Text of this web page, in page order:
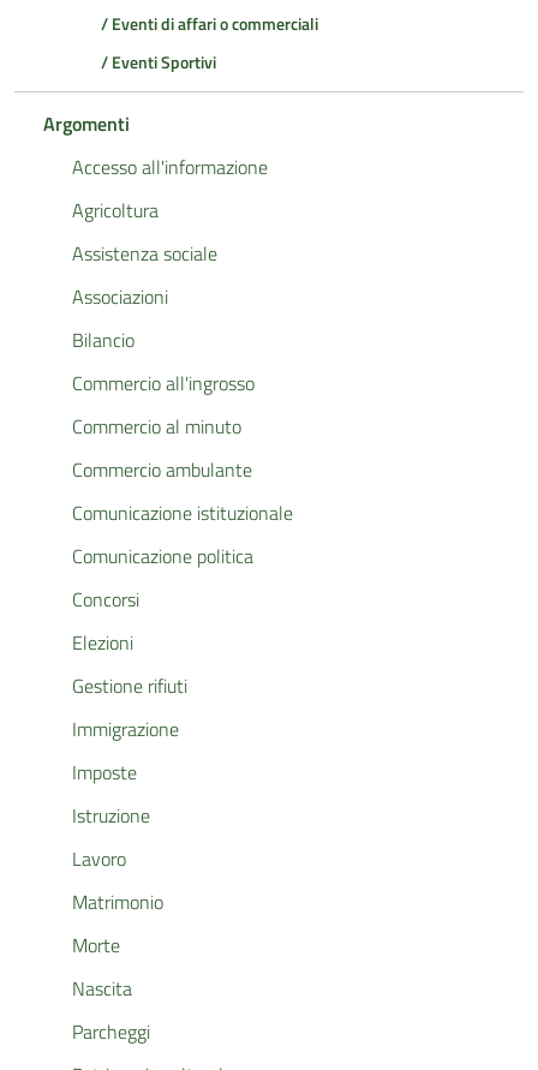
/ Eventi di affari o commerciali
/ Eventi Sportivi
Argomenti
Accesso all'informazione
Agricoltura
Assistenza sociale
Associazioni
Bilancio
Commercio all'ingrosso
Commercio al minuto
Commercio ambulante
Comunicazione istituzionale
Comunicazione politica
Concorsi
Elezioni
Gestione rifiuti
Immigrazione
Imposte
Istruzione
Lavoro
Matrimonio
Morte
Nascita
Parcheggi